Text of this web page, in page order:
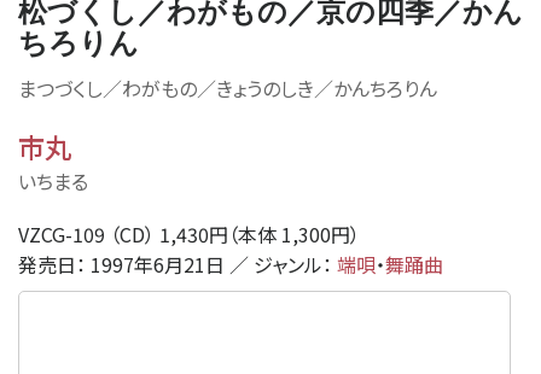
松づくし／わがもの／京の四季／かん
ちろりん
まつづくし／わがもの／きょうのしき／かんちろりん
市丸
いちまる
VZCG-109 （CD） 1,430円（本体 1,300円）
発売日： 1997年6月21日 ／ ジャンル： 端唄・舞踊曲